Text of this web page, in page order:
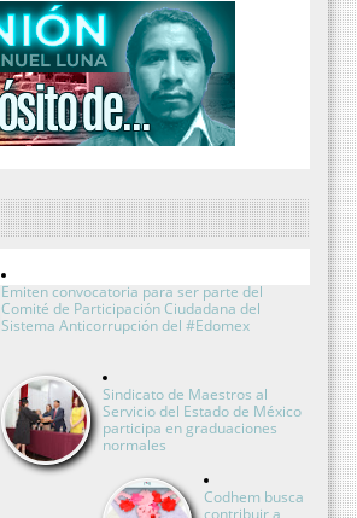
Emiten convocatoria para ser parte del
Comité de Participación Ciudadana del
Sistema Anticorrupción del #Edomex
Sindicato de Maestros al
Servicio del Estado de México
participa en graduaciones
normales
Codhem busca